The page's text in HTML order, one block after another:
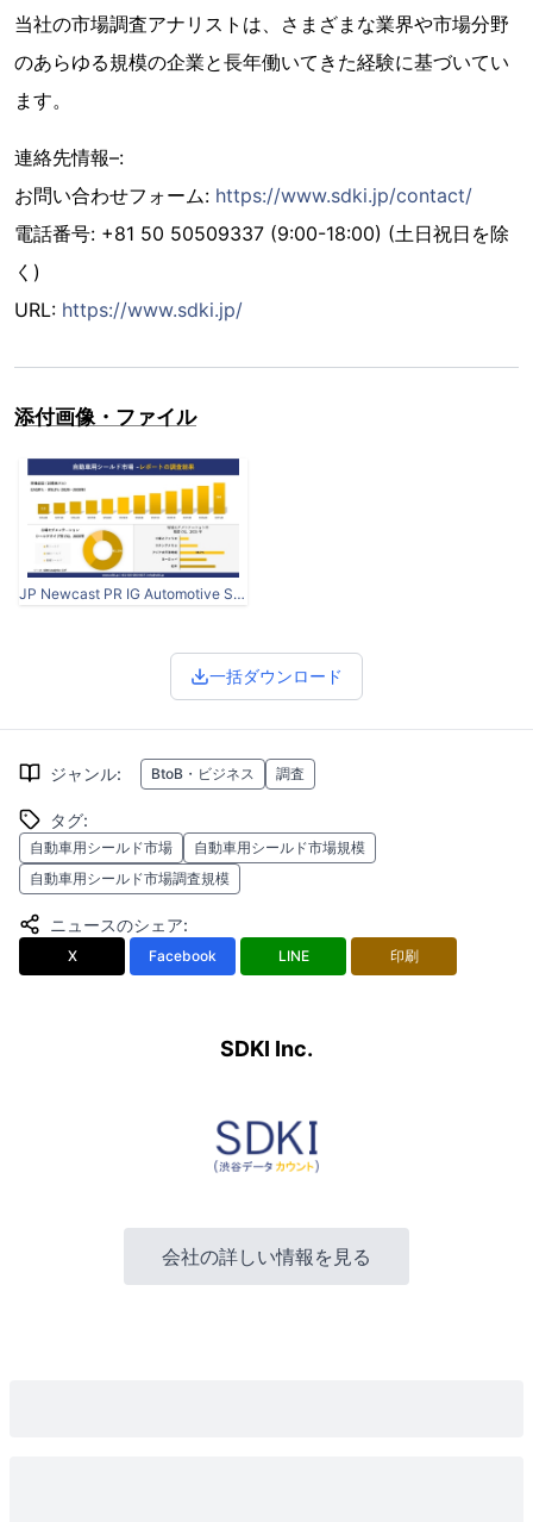
当社の市場調査アナリストは、さまざまな業界や市場分野
のあらゆる規模の企業と長年働いてきた経験に基づいてい
ます。
連絡先情報–:
お問い合わせフォーム: https://www.sdki.jp/contact/
電話番号: +81 50 50509337 (9:00-18:00) (土日祝日を除
く)
URL: https://www.sdki.jp/
添付画像・ファイル
JP Newcast PR IG Automotive Shielding Market.jpg
一括ダウンロード
ジャンル: BtoB・ビジネス 調査
タグ:
自動車用シールド市場
自動車用シールド市場規模
自動車用シールド市場調査規模
ニュースのシェア:
X Facebook LINE 印刷
SDKI Inc.
会社の詳しい情報を見る